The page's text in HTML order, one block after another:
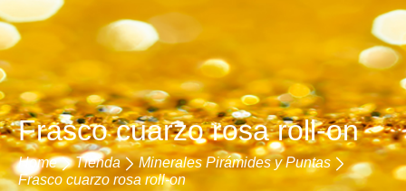
Frasco cuarzo rosa roll-on
Home Tienda
Minerales Pirámides y Puntas
Frasco cuarzo rosa roll-on